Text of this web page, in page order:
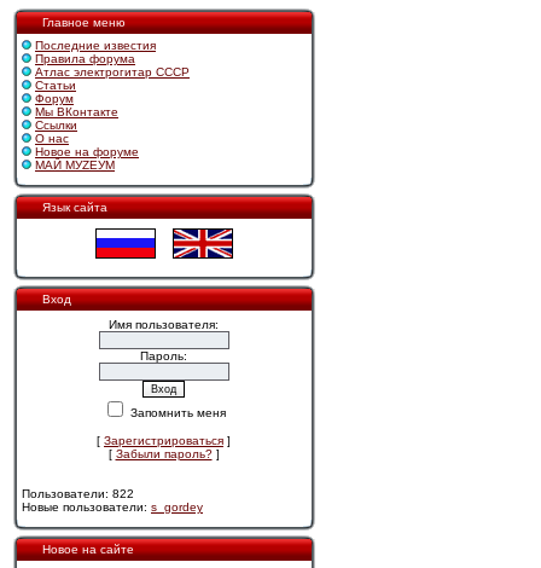
Главное меню
Последние известия
Правила форума
Атлас электрогитар СССР
Статьи
Форум
Мы ВКонтакте
Ссылки
О нас
Новое на форуме
МАЙ МУZЕУМ
Язык сайта
Вход
Имя пользователя:
Пароль:
Запомнить меня
[ Зарегистрироваться ]
[ Забыли пароль?]
Пользователи: 822
Новые пользователи: s_gordey
Новое на сайте